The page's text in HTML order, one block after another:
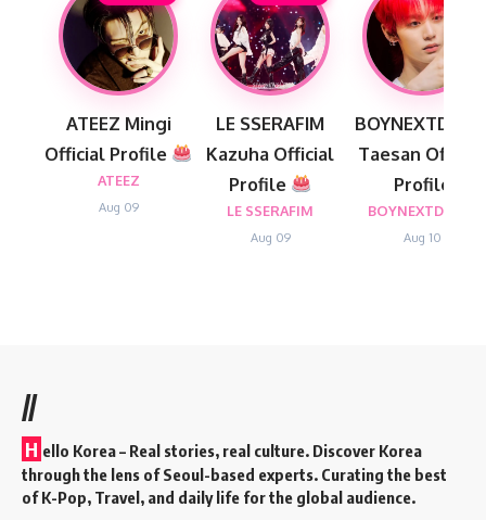
ATEEZ Mingi
Official Profile
ATEEZ
Aug 09
LE SSERAFIM
Kazuha Official
Profile
LE SSERAFIM
Aug 09
Taesan Official
Profile
BOYNEXTDOOR
Aug 10
//
H ello Korea– Real stories, real culture. Discover Korea
through the lens of Seoul-based experts. Curating the best
of K-Pop, Travel, and daily life for the global audience.